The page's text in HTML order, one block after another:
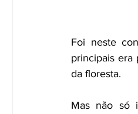
Foi neste
principais era
da floresta.
Mas não só